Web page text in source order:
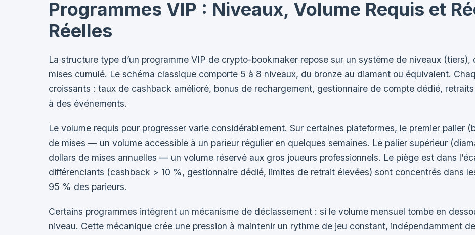
Programmes VIP : Niveaux, Volume Requis et
Réelles
La structure type d’un programme VIP de crypto-bookmaker repose sur un système de niveaux
mises cumulé. Le schéma classique comporte 5 à 8 niveaux, du bronze au diamant ou équivalent.
croissants : taux de cashback amélioré, bonus de rechargement, gestionnaire de compte dédié,
à des événements.
Le volume requis pour progresser varie considérablement. Sur certaines plateformes, le premier palier
de mises — un volume accessible à un parieur régulier en quelques semaines. Le palier supérieur
dollars de mises annuelles — un volume réservé aux gros joueurs professionnels. Le piège est dans
différenciants (cashback > 10 %, gestionnaire dédié, limites de retrait élevées) sont concentrés dans
95 % des parieurs.
Certains programmes intègrent un mécanisme de déclassement : si le volume mensuel tombe en
niveau. Cette mécanique crée une pression à maintenir un rythme de jeu constant, indépendamment